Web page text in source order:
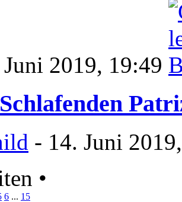
2019, 19:49
- 14. Juni
•
6 ... 15